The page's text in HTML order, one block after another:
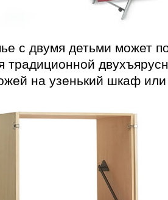
с двумя детьми может
традиционной
на узенький шкаф